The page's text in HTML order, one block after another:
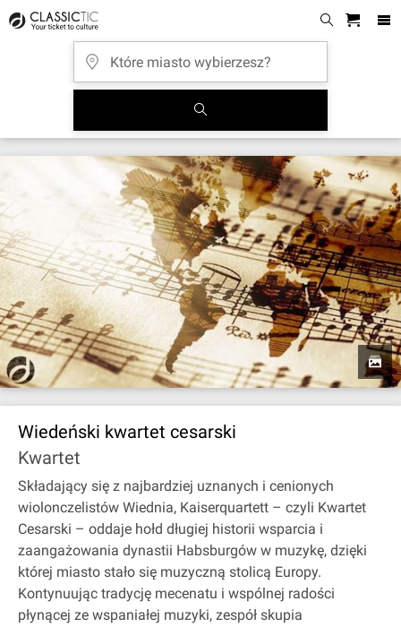
Wiedeński kwartet cesarski
Kwartet
Składający się z najbardziej uznanych i cenionych
wiolonczelistów Wiednia, Kaiserquartett – czyli Kwartet
Cesarski – oddaje hołd długiej historii wsparcia i
zaangażowania dynastii Habsburgów w muzykę, dzięki
której miasto stało się muzyczną stolicą Europy.
Kontynuując tradycję mecenatu i wspólnej radości
płynącej ze wspaniałej muzyki, zespół skupia